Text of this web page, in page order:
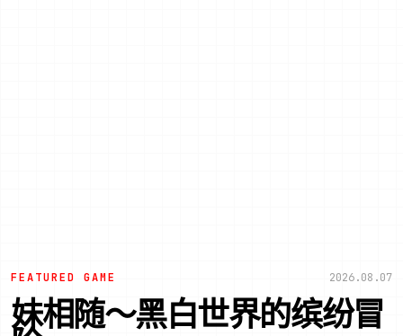
FEATURED GAME 2026.08.07
妹相随～黑白世界的缤纷冒